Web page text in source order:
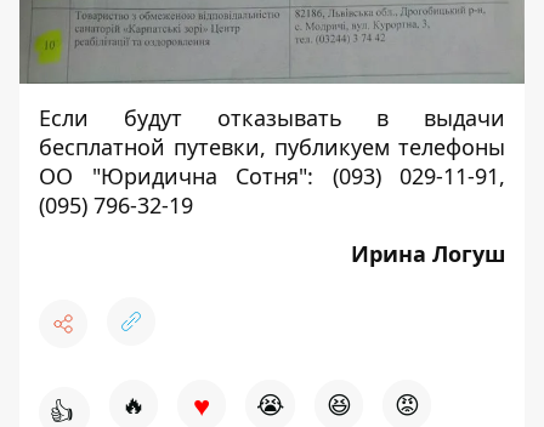
Если будут отказывать в выдачи
бесплатной путевки, публикуем телефоны
ОО "Юридична Сотня": (093) 029-11-91,
(095) 796-32-19
Ирина Логуш
👍 🔥 ♥ 😭 😆 😡